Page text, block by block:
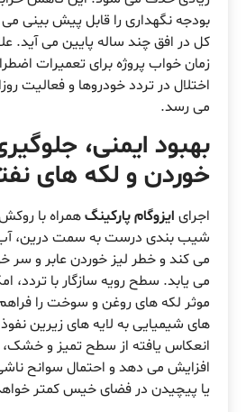
بودجه نگهداری را قابل پیش بینی
کل در افق چند ساله پایین می آید.
زمان خواب پروژه برای تعمیرات
اختلال در تردد خودروها و فعالیت
می رسد.
بهبود ایمنی،
خوردن و لکه های
اجرای ایزوگام پارکینگهمراه با
شیب بندی درست به سمت درین،
می کند و خطر لیز خوردن عابر و سر
می یابد. سطح رویه سازگار با
موثر لکه های روغن و سوخت را
های شیمیایی به لایه های زیرین
انعکاس یافته از سطح تمیز و خشک،
افزایش می دهد و احتمال سوانح ناشی
یا پیچیدن در فضای خیس کمتر